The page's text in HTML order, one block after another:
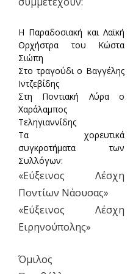
Η Παραδοσιακή και Λαϊκή
Ορχήστρα του Κώστα
Σιώπη
Στο τραγούδι ο Βαγγέλης
Ιντζεβίδης
Στη Ποντιακή Λύρα ο
Χαράλαμπος
Τεληγιαννίδης
Τα χορευτικά
συγκροτήματα των
Συλλόγων:
«Εύξεινος Λέσχη
Ποντίων Νάουσας»
«Εύξεινος Λέσχη
Ειρηνούπολης»
Όμιλος